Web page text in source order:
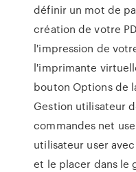
définir un mot de
création de votre
l'impression de
l'imprimante
bouton Options de
Gestion utilisateur
commandes net
utilisateur user
et le placer dans le